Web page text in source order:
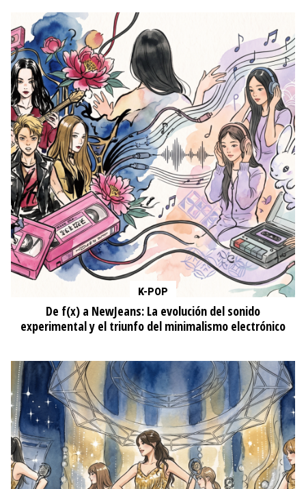
K-POP
De f(x) a NewJeans: La evolución del sonido
experimental y el triunfo del minimalismo electrónico